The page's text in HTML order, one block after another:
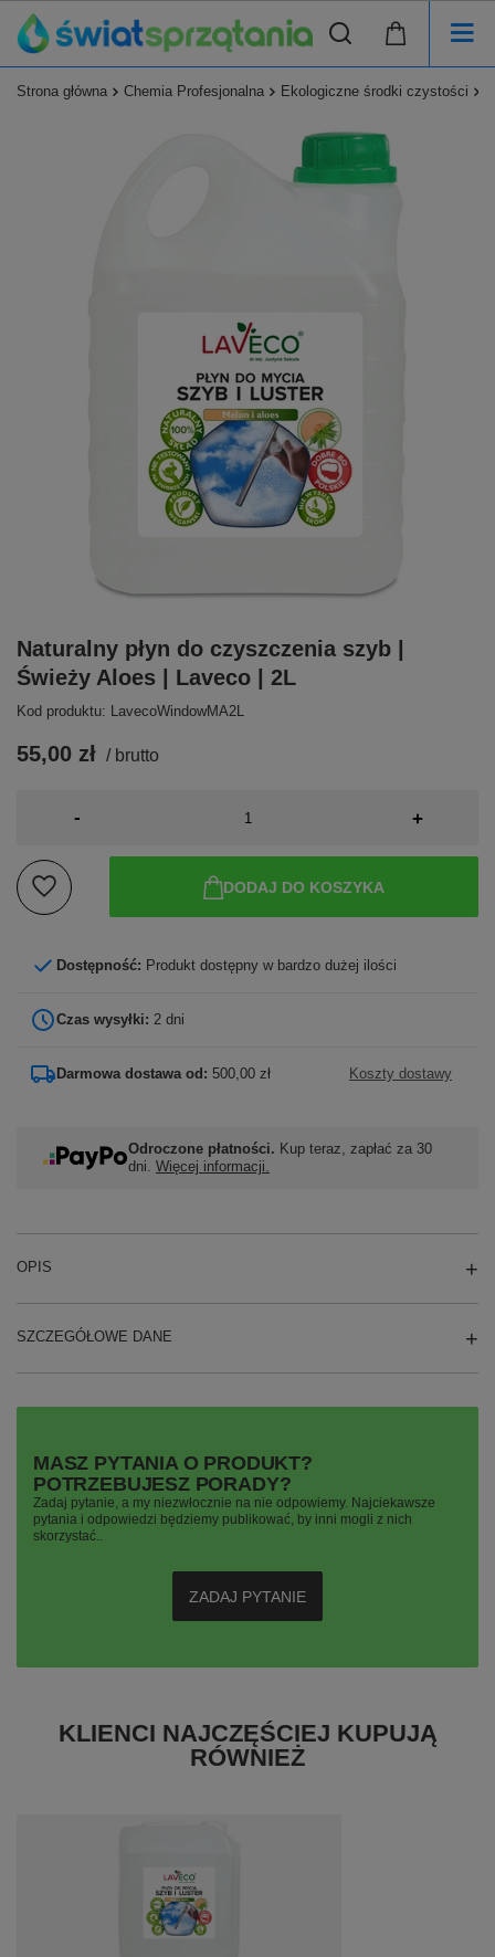
Strona główna Chemia Profesjonalna Ekologiczne środki czystości
Naturalny płyn do czyszczenia szyb |
Świeży Aloes | Laveco | 2L
Kod produktu: LavecoWindowMA2L
55,00 zł / brutto
- +
DODAJ DO KOSZYKA
Dostępność: Produkt dostępny w bardzo dużej ilości
Czas wysyłki: 2 dni
Darmowa dostawa od: 500,00 zł Koszty dostawy
Odroczone płatności. Kup teraz, zapłać za 30
dni. Więcej informacji.
OPIS
SZCZEGÓŁOWE DANE
MASZ PYTANIA O PRODUKT?
POTRZEBUJESZ PORADY?
Zadaj pytanie, a my niezwłocznie na nie odpowiemy. Najciekawsze
pytania i odpowiedzi będziemy publikować, by inni mogli z nich
skorzystać..
ZADAJ PYTANIE
KLIENCI NAJCZĘŚCIEJ KUPUJĄ
RÓWNIEŻ